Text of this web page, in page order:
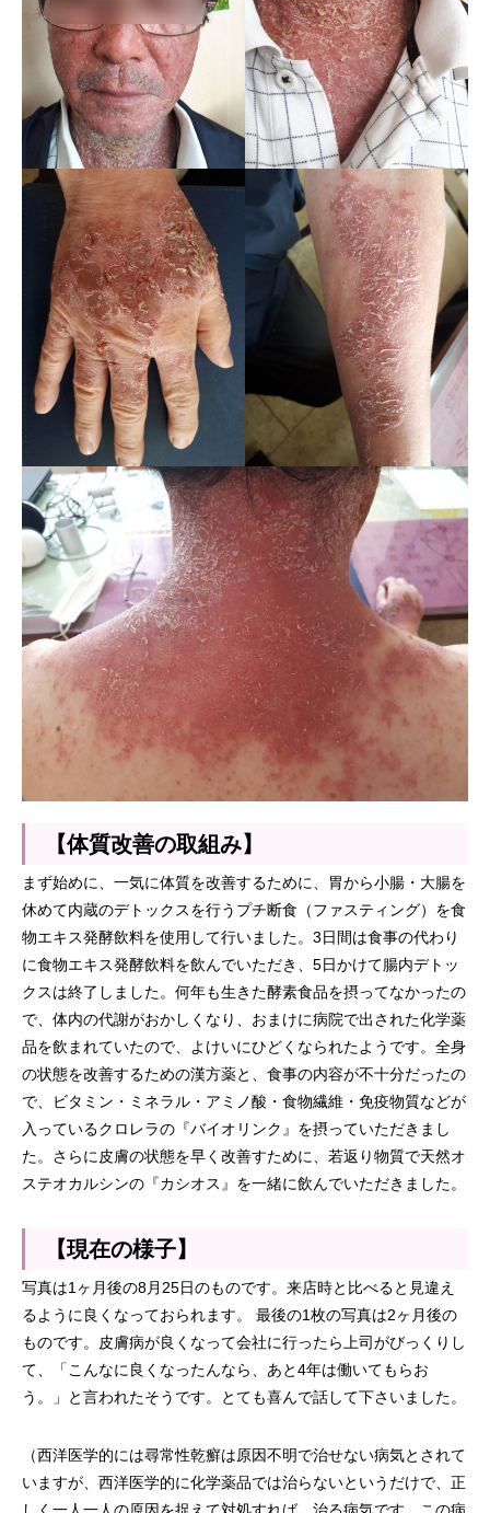
【体質改善の取組み】
まず始めに、一気に体質を改善するために、胃から小腸・大腸を
休めて内蔵のデトックスを行うプチ断食（ファスティング）を食
物エキス発酵飲料を使用して行いました。3日間は食事の代わり
に食物エキス発酵飲料を飲んでいただき、5日かけて腸内デトッ
クスは終了しました。何年も生きた酵素食品を摂ってなかったの
で、体内の代謝がおかしくなり、おまけに病院で出された化学薬
品を飲まれていたので、よけいにひどくなられたようです。全身
の状態を改善するための漢方薬と、食事の内容が不十分だったの
で、ビタミン・ミネラル・アミノ酸・食物繊維・免疫物質などが
入っているクロレラの『バイオリンク』を摂っていただきまし
た。さらに皮膚の状態を早く改善すために、若返り物質で天然オ
ステオカルシンの『カシオス』を一緒に飲んでいただきました。
【現在の様子】
写真は1ヶ月後の8月25日のものです。来店時と比べると見違え
るように良くなっておられます。 最後の1枚の写真は2ヶ月後の
ものです。皮膚病が良くなって会社に行ったら上司がびっくりし
て、「こんなに良くなったんなら、あと4年は働いてもらお
う。」と言われたそうです。とても喜んで話して下さいました。
（西洋医学的には尋常性乾癬は原因不明で治せない病気とされて
いますが、西洋医学的に化学薬品では治らないというだけで、正